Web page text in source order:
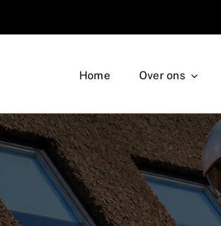
Home Over ons